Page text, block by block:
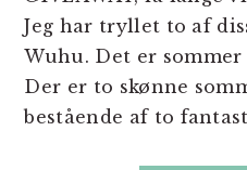
Jeg har tryllet to af
Wuhu. Det er
Der er to skønne
bestående af to